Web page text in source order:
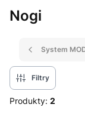
Nogi
System
Filtry
Produkty: 2